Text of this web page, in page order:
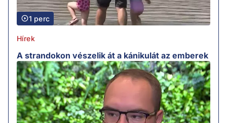
1 perc
Hírek
A strandokon vészelik át a kánikulát az emberek